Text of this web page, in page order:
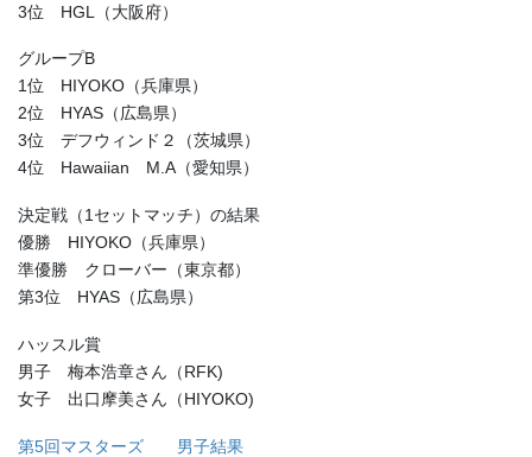
3位 HGL（大阪府）
グループB
1位 HIYOKO（兵庫県）
2位 HYAS（広島県）
3位 デフウィンド２（茨城県）
4位 Hawaiian M.A（愛知県）
決定戦（1セットマッチ）の結果
優勝 HIYOKO（兵庫県）
準優勝 クローバー（東京都）
第3位 HYAS（広島県）
ハッスル賞
男子 梅本浩章さん（RFK)
女子 出口摩美さん（HIYOKO)
第5回マスターズ 男子結果